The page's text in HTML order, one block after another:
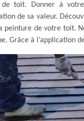
de toit. Donner à
de sa valeur.
peinture de votre toit.
Grâce à l’application